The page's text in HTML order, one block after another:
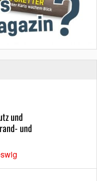
und
und